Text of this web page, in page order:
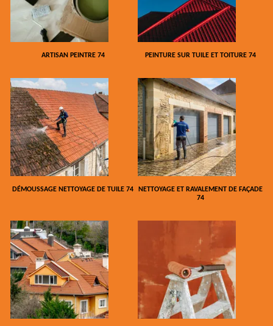
ARTISAN PEINTRE 74 PEINTURE SUR TUILE ET TOITURE 74
DÉMOUSSAGE NETTOYAGE DE TUILE 74
NETTOYAGE ET RAVALEMENT DE FAÇADE
74